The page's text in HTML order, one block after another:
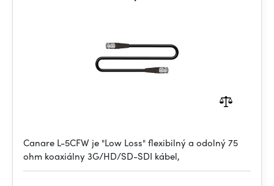
Canare L-5CFW je "Low Loss" flexibilný a odolný 75
ohm koaxiálny 3G/HD/SD-SDI kábel,